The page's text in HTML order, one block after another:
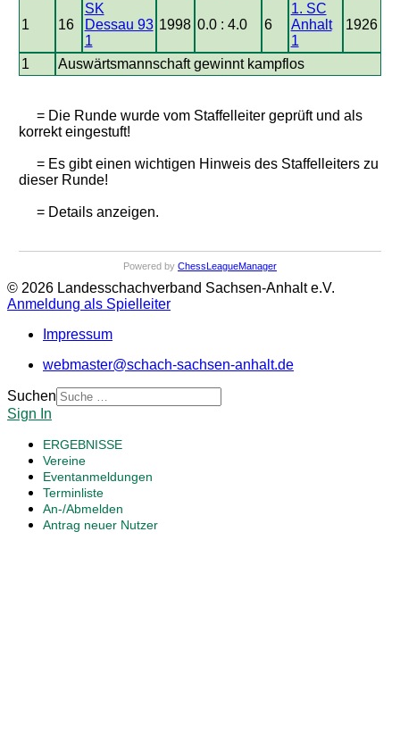
1 16
SK
Dessau 93
1
1998 0.0 : 4.0 6
1. SC
Anhalt
1
1926
1 Auswärtsmannschaft gewinnt kampflos
= Die Runde wurde vom Staffelleiter geprüft und als
korrekt eingestuft!
= Es gibt einen wichtigen Hinweis des Staffelleiters zu
dieser Runde!
= Details anzeigen.
Powered by ChessLeagueManager
© 2026 Landesschachverband Sachsen-Anhalt e.V.
Anmeldung als Spielleiter
Impressum
webmaster@schach-sachsen-anhalt.de
Suchen
Sign In
ERGEBNISSE
Vereine
Eventanmeldungen
Terminliste
An-/Abmelden
Antrag neuer Nutzer